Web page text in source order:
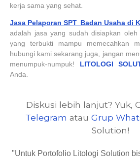
kerja sama yang sehat.
Jasa Pelaporan SPT Badan Usaha di
adalah jasa yang sudah disiapkan oleh
yang terbukti mampu memecahkan
hubungi kami sekarang juga, jangan
menumpuk-numpuk!
LITOLOGI
Anda.
Diskusi lebih lanjut? Yuk,
Telegram atau Grup
Solution!
"Untuk Portofolio Litologi Solution